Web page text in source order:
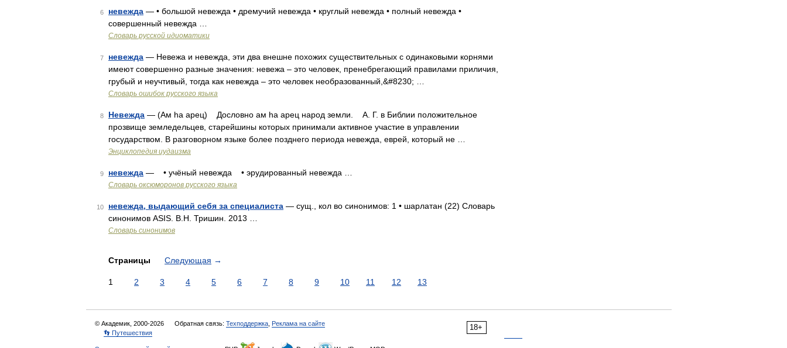
6 невежда — • большой невежда • дремучий невежда • круглый невежда • полный невежда •
совершенный невежда …
Словарь русской идиоматики
7 невежда — Невежа и невежда, эти два внешне похожих существительных с одинаковыми корнями
имеют совершенно разные значения: невежа – это человек, пренебрегающий правилами приличия,
грубый и неучтивый, тогда как невежда – это человек необразованный,&#8230; …
Словарь ошибок русского языка
8 Невежда — (Ам hа арец) Дословно ам hа арец народ земли. А. Г. в Библии положительное
прозвище земледельцев, старейшины которых принимали активное участие в управлении
государством. В разговорном языке более позднего периода невежда, еврей, который не …
Энциклопедия иудаизма
9 невежда — • учёный невежда • эрудированный невежда …
Словарь оксюморонов русского языка
10 невежда, выдающий себя за специалиста — сущ., кол во синонимов: 1 • шарлатан (22) Словарь
синонимов ASIS. В.Н. Тришин. 2013 …
Словарь синонимов
Страницы Следующая →
1 2 3 4 5 6 7 8 9 10 11 12 13
18+
© Академик, 2000-2026 Обратная связь: Техподдержка Реклама на сайте
👣 Путешествия